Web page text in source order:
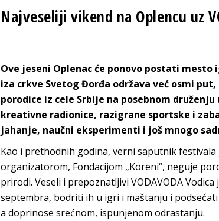
Najveseliji vikend na Oplencu uz
Ove jeseni Oplenac će ponovo postati
iza crkve Svetog Đorđa održava već osmi
porodice iz cele Srbije na posebnom
kreativne radionice, razigrane sportske i
jahanje, naučni eksperimenti i još mnogo
Kao i prethodnih godina, verni saputnik festivala
organizatorom, Fondacijom „Koreni“, neguje
prirodi. Veseli i prepoznatljivi VODAVODA
septembra, bodriti ih u igri i maštanju i
a doprinose srećnom, ispunjenom odrastanju.